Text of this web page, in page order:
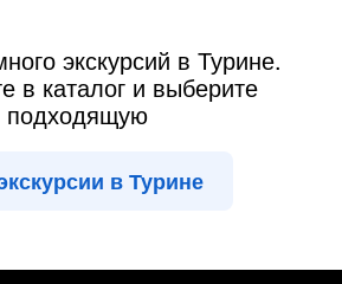
экскурсий в Турине.
в каталог и выберите
подходящую
в Турине